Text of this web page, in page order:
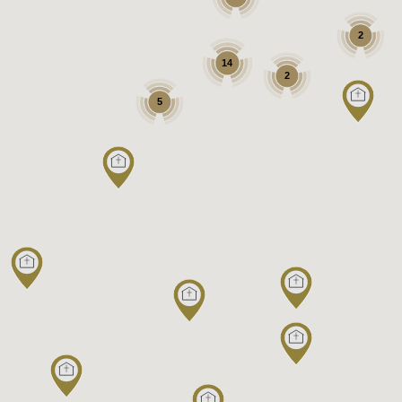
14
2
5
2